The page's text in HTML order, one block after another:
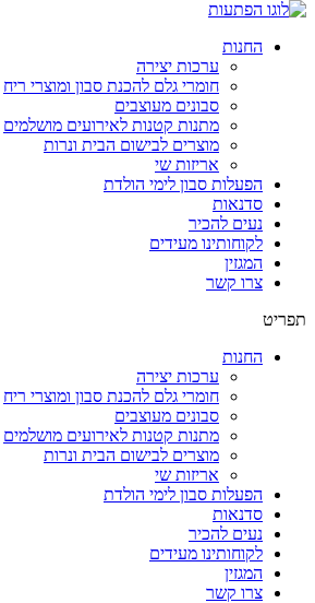
החנות
ערכות יצירה
חומרי גלם להכנת סבון ומוצרי ריח
סבונים מעוצבים
מתנות קטנות לאירועים מושלמים
מוצרים לבישום הבית ונרות
אריזות שי
הפעלות סבון לימי הולדת
סדנאות
נעים להכיר
לקוחותינו מעידים
המגזין
צרו קשר
תפריט
החנות
ערכות יצירה
חומרי גלם להכנת סבון ומוצרי ריח
סבונים מעוצבים
מתנות קטנות לאירועים מושלמים
מוצרים לבישום הבית ונרות
אריזות שי
הפעלות סבון לימי הולדת
סדנאות
נעים להכיר
לקוחותינו מעידים
המגזין
צרו קשר